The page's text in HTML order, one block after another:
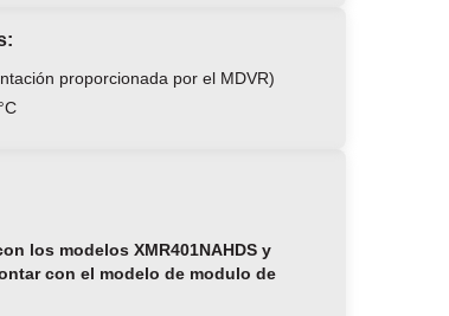
proporcionada por el MDVR)
los modelos XMR401NAHDS y
con el modelo de modulo de